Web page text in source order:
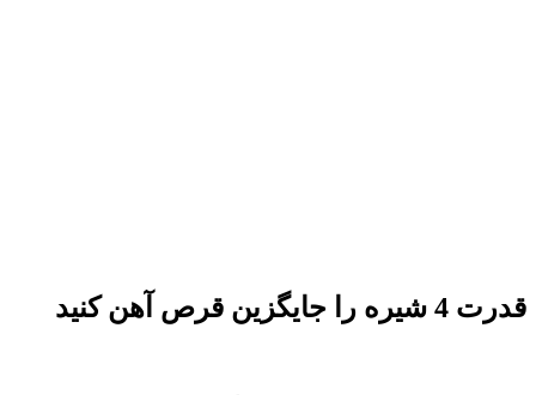
قدرت 4 شیره را جایگزین قرص آهن کنید